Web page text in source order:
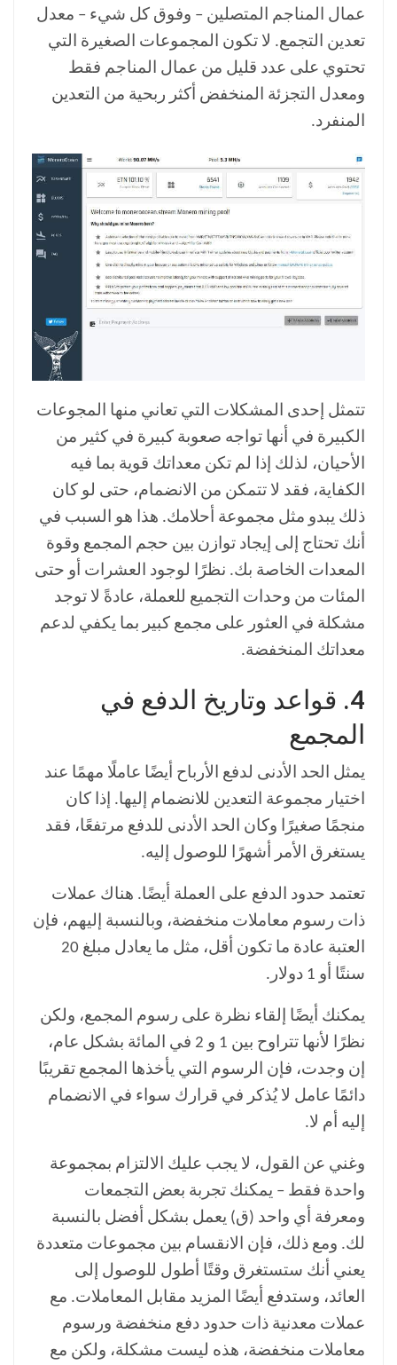
عمال المناجم المتصلين – وفوق كل شيء – معدل
تعدين التجمع. لا تكون المجموعات الصغيرة التي
تحتوي على عدد قليل من عمال المناجم فقط
ومعدل التجزئة المنخفض أكثر ربحية من التعدين
المنفرد.
تتمثل إحدى المشكلات التي تعاني منها المجوعات
الكبيرة في أنها تواجه صعوبة كبيرة في كثير من
الأحيان، لذلك إذا لم تكن معداتك قوية بما فيه
الكفاية، فقد لا تتمكن من الانضمام، حتى لو كان
ذلك يبدو مثل مجموعة أحلامك. هذا هو السبب في
أنك تحتاج إلى إيجاد توازن بين حجم المجمع وقوة
المعدات الخاصة بك. نظرًا لوجود العشرات أو حتى
المئات من وحدات التجميع للعملة، عادةً لا توجد
مشكلة في العثور على مجمع كبير بما يكفي لدعم
معداتك المنخفضة.
4. قواعد وتاريخ الدفع في
المجمع
يمثل الحد الأدنى لدفع الأرباح أيضًا عاملًا مهمًا عند
اختيار مجموعة التعدين للانضمام إليها. إذا كان
منجمًا صغيرًا وكان الحد الأدنى للدفع مرتفعًا، فقد
يستغرق الأمر أشهرًا للوصول إليه.
تعتمد حدود الدفع على العملة أيضًا. هناك عملات
ذات رسوم معاملات منخفضة، وبالنسبة إليهم، فإن
العتبة عادة ما تكون أقل، مثل ما يعادل مبلغ 20
سنتًا أو 1 دولار.
يمكنك أيضًا إلقاء نظرة على رسوم المجمع، ولكن
نظرًا لأنها تتراوح بين 1 و 2 في المائة بشكل عام،
إن وجدت، فإن الرسوم التي يأخذها المجمع تقريبًا
دائمًا عامل لا يُذكر في قرارك سواء في الانضمام
إليه أم لا.
وغني عن القول، لا يجب عليك الالتزام بمجموعة
واحدة فقط – يمكنك تجربة بعض التجمعات
ومعرفة أي واحد (ق) يعمل بشكل أفضل بالنسبة
لك. ومع ذلك، فإن الانقسام بين مجموعات متعددة
يعني أنك ستستغرق وقتًا أطول للوصول إلى
العائد، وستدفع أيضًا المزيد مقابل المعاملات. مع
عملات معدنية ذات حدود دفع منخفضة ورسوم
معاملات منخفضة، هذه ليست مشكلة، ولكن مع